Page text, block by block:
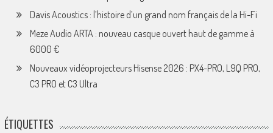
Davis Acoustics : l’histoire d’un grand nom français de la Hi-Fi
Meze Audio ARTA : nouveau casque ouvert haut de gamme à
6000 €
Nouveaux vidéoprojecteurs Hisense 2026 : PX4-PRO, L9Q PRO,
C3 PRO et C3 Ultra
ÉTIQUETTES